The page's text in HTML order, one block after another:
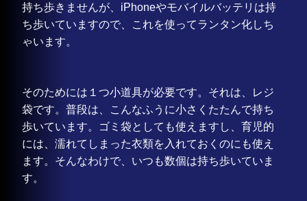
持ち歩きませんが、iPhoneやモバイルバッテリは持
ち歩いていますので、これを使ってランタン化しち
ゃいます。
そのためには１つ小道具が必要です。それは、レジ
袋です。普段は、こんなふうに小さくたたんで持ち
歩いています。ゴミ袋としても使えますし、育児的
には、濡れてしまった衣類を入れておくのにも使え
ます。そんなわけで、いつも数個は持ち歩いていま
す。